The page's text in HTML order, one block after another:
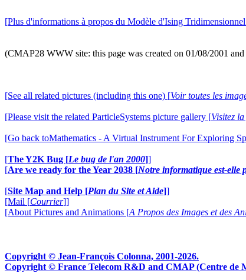
[Plus d'informations à propos du Modèle d'Ising
(CMAP28 WWW site: this page was created on 01/08/2001
[See all related pictures (including this one) [Voir toutes les
[Please visit the related ParticleSystems picture gallery [Visitez
[Go back toMathematics - A Virtual Instrument For Exploring
[The Y2K Bug [Le bug de l'an 2000]]
[Are we ready for the Year 2038 [Notre informatique est-elle
[Site Map and Help [Plan du Site et Aide]]
[Mail [Courrier]]
[About Pictures and Animations [A Propos des Images et des
Copyright © Jean-François Colonna, 2001-2026.
Copyright © France Telecom R&D and CMAP (Centre de